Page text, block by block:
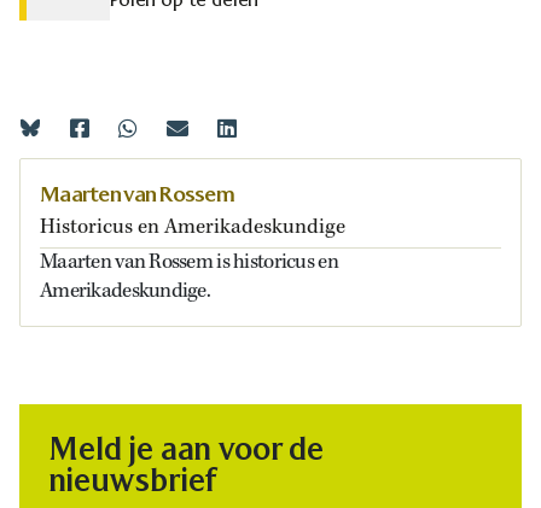
Maarten van Rossem
Historicus en Amerikadeskundige
Maarten van Rossem is historicus en
Amerikadeskundige.
Meld je aan voor de
nieuwsbrief